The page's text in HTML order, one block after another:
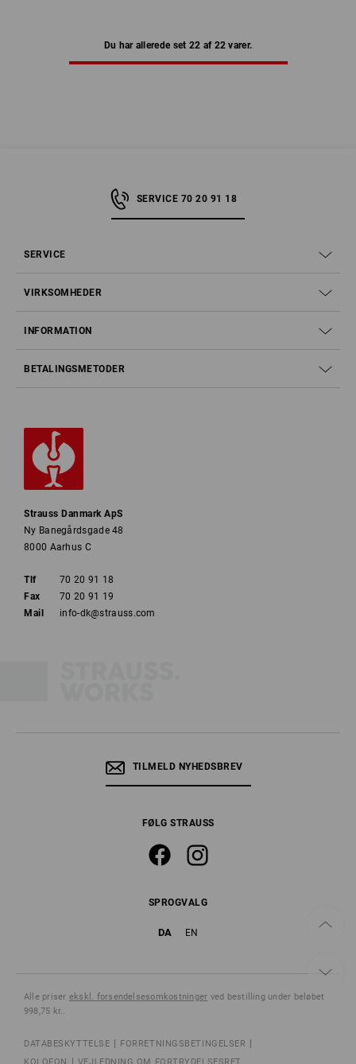
Du har allerede set 22 af 22 varer.
SERVICE 70 20 91 18
SERVICE
VIRKSOMHEDER
INFORMATION
BETALINGSMETODER
Strauss Danmark ApS
Ny Banegårdsgade 48
8000 Aarhus C
Tlf
70 20 91 18
Fax
70 20 91 19
Mail
info-dk@strauss.com
TILMELD NYHEDSBREV
FØLG STRAUSS
SPROGVALG
DA EN
Alle priser ekskl. forsendelsesomkostninger ved bestilling under beløbet
998,75 kr..
DATABESKYTTELSE
FORRETNINGSBETINGELSER